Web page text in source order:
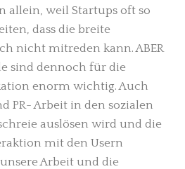
allein, weil Startups oft so
dass die breite
nicht mitreden kann. ABER
sind dennoch für die
enorm wichtig. Auch
PR- Arbeit in den sozialen
auslösen wird und die
mit den Usern
Arbeit und die